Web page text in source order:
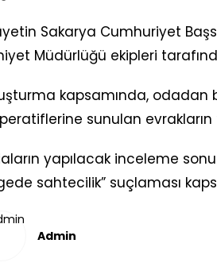
Sakarya Cumhuriyet
Müdürlüğü ekipleri
kapsamında, odadan
sunulan evrakların
yapılacak inceleme
sahtecilik” suçlaması
Admin